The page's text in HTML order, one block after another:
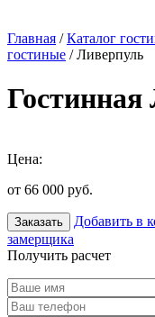
Главная /Каталог
гостиные / Ливерпуль
Цена:
от 66 000 руб.
Заказать Добавить в
замерщика
Получить расчет